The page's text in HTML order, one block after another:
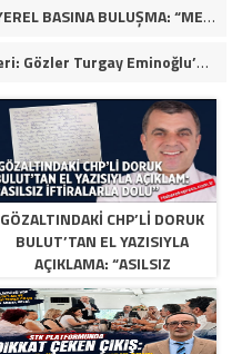
BEYLİKDÜZÜ KENT KONSEYİ’NDEN YEREL BASINA BULUŞMA: “MEVZU MEMLEKET MESELESİ
Beylikdüzü CHP’de Başkanlık Kulisleri: Gözler Turgay Eminoğlu’nda!
GÖZALTINDAKI CHP’LI DORUK
BULUT’TAN EL YAZISIYLA
AÇIKLAMA: “ASILSIZ
İFTIRALARLA DOLU”